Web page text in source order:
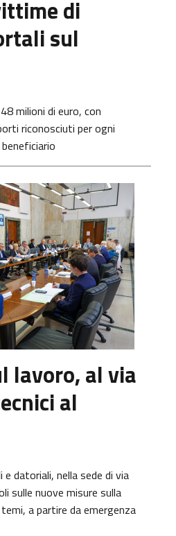
di
sul
milioni di euro, con
riconosciuti per ogni
lavoro, al via
al
e datoriali, nella sede di via
sulle nuove misure sulla
a partire da emergenza